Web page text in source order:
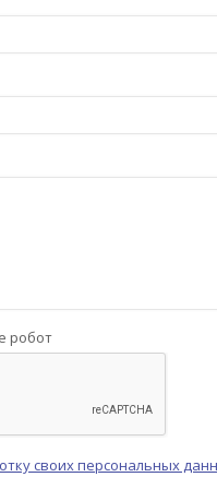
робот
своих персональных